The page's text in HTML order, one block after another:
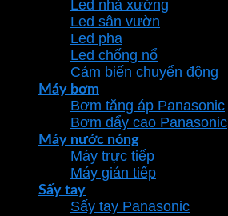
Led nhà xưởng
Led sân vườn
Led pha
Led chống nổ
Cảm biến chuyển động
Máy bơm
Bơm tăng áp Panasonic
Bơm đẩy cao Panasonic
Máy nước nóng
Máy trực tiếp
Máy gián tiếp
Sấy tay
Sấy tay Panasonic